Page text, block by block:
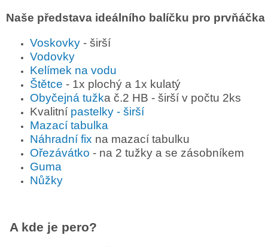
Naše představa ideálního balíčku pro prvňáčka
Voskovky - širší
Vodovky
Kelímek na vodu
Štětce - 1x plochý a 1x kulatý
Obyčejná tužka č.2 HB - širší v počtu 2ks
Kvalitní pastelky - širší
Mazací tabulka
Náhradní fix na mazací tabulku
Ořezávátko - na 2 tužky a se zásobníkem
Guma
Nůžky
A kde je pero?